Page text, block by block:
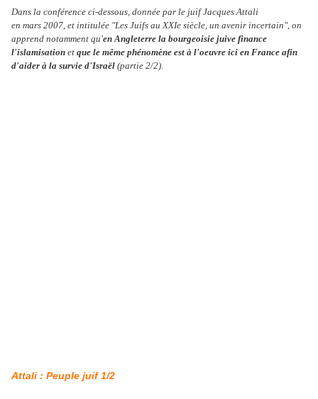
Dans la conférence ci-dessous, donnée par le juif Jacques Attali
en mars 2007, et intitulée "Les Juifs au XXIe siècle, un avenir incertain", on
apprend notamment qu'en Angleterre la bourgeoisie juive finance
l'islamisation et que le même phénomène est à l'oeuvre ici en France afin
d'aider à la survie d'Israël (partie 2/2).
Attali : Peuple juif 1/2